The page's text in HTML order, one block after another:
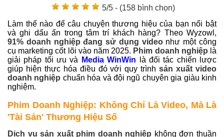
5/5 - (158 bình chọn)
Làm thế nào để câu chuyện thương hiệu của bạn nổi bật
và ghi dấu ấn trong tâm trí khách hàng? Theo Wyzowl,
91% doanh nghiệp đang sử dụng videonhư một công
cụ marketing cốt lõi vào năm 2025. Phim doanh nghiệp là
giải pháp tối ưu và
Media WinWin
là đối tác chiến lược
giúp hiện thực hóa điều đó với quy trìnhsản xuất video
doanh nghiệp chuẩn hóa và đội ngũ chuyên gia giàu kinh
nghiệm.
Phim Doanh Nghiệp: Không Chỉ Là Video, Mà Là
'Tài Sản' Thương Hiệu Số
Dịch vụ sản xuất phim doanh nghiệp không đơn thuần